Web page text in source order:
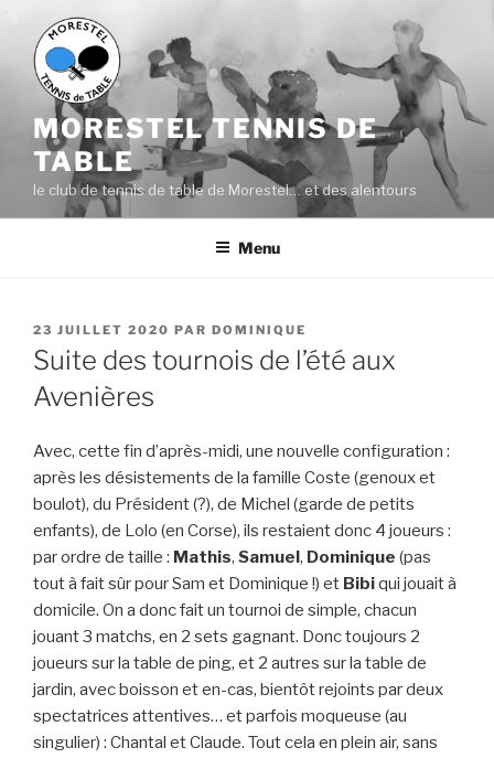
contenu
principal
MORESTEL TENNIS DE
TABLE
le club de tennis de table de Morestel… et des alentours
Menu
PUBLIÉ
LE
23 JUILLET 2020 PAR DOMINIQUE
Suite des tournois de l’été aux
Avenières
Avec, cette fin d’après-midi, une nouvelle configuration :
après les désistements de la famille Coste (genoux et
boulot), du Président (?), de Michel (garde de petits
enfants), de Lolo (en Corse), ils restaient donc 4 joueurs :
par ordre de taille : Mathis, Samuel, Dominique (pas
tout à fait sûr pour Sam et Dominique !) et Bibiqui jouait à
domicile. On a donc fait un tournoi de simple, chacun
jouant 3 matchs, en 2 sets gagnant. Donc toujours 2
joueurs sur la table de ping, et 2 autres sur la table de
jardin, avec boisson et en-cas, bientôt rejoints par deux
spectatrices attentives… et parfois moqueuse (au
singulier) : Chantal et Claude. Tout cela en plein air, sans